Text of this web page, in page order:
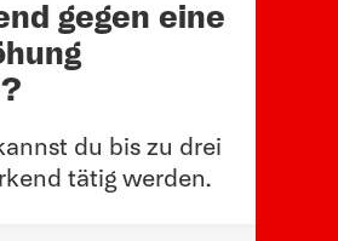
gegen eine
du bis zu drei
tätig werden.